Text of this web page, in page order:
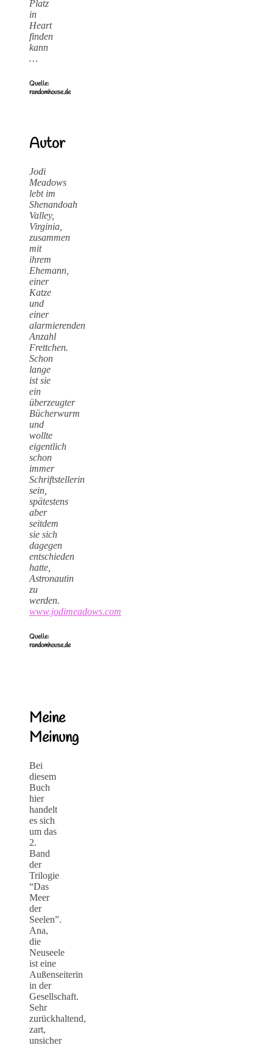
Platz
in
Heart
finden
kann
…
Quelle:
randomhouse.de
Autor
Jodi
Meadows
lebt im
Shenandoah
Valley,
Virginia,
zusammen
mit
ihrem
Ehemann,
einer
Katze
und
einer
alarmierenden
Anzahl
Frettchen.
Schon
lange
ist sie
ein
überzeugter
Bücherwurm
und
wollte
eigentlich
schon
immer
Schriftstellerin
sein,
spätestens
aber
seitdem
sie sich
dagegen
entschieden
hatte,
Astronautin
zu
werden.
www.jodimeadows.com
Quelle:
randomhouse.de
Meine
Meinung
Bei
diesem
Buch
hier
handelt
es sich
um das
2.
Band
der
Trilogie
“Das
Meer
der
Seelen”.
Ana,
die
Neuseele
ist eine
Außenseiterin
in der
Gesellschaft.
Sehr
zurückhaltend,
zart,
unsicher